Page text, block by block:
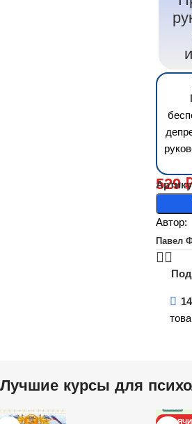
529
Автор:
Павел
14
Лучшие курсы для